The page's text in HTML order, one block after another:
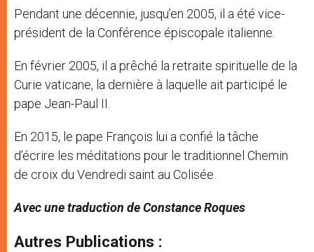
Pendant une décennie, jusqu’en 2005, il a été vice-
président de la Conférence épiscopale italienne.
En février 2005, il a prêché la retraite spirituelle de la
Curie vaticane, la dernière à laquelle ait participé le
pape Jean-Paul II.
En 2015, le pape François lui a confié la tâche
d’écrire les méditations pour le traditionnel Chemin
de croix du Vendredi saint au Colisée.
Avec une traduction de Constance Roques
Autres Publications :